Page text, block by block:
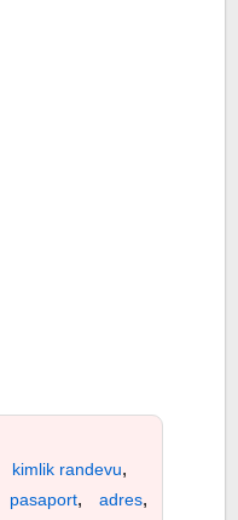
kimlik randevu,
pasaport, adres,